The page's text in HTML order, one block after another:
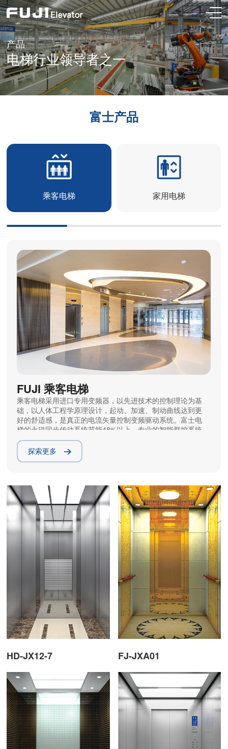
产品
电梯行业领导者之一
富士产品
乘客电梯 家用电梯
FUJI 乘客电梯
乘客电梯采用进口专用变频器，以先进技术的控制理论为基
础，以人体工程学原理设计，起动、加速、制动曲线达到更
好的舒适感，是真正的电流矢量控制变频驱动系统。富士电
梯的永磁同步传动系统节能48%以上，专业的智能群控系统
可同时控制8台电梯，先进的人工智能和运行数据库极大的
提高了运行效率，从而最大限度的减少了乘客的等待时间。
探索更多
HD-JX12-7 FJ-JXA01